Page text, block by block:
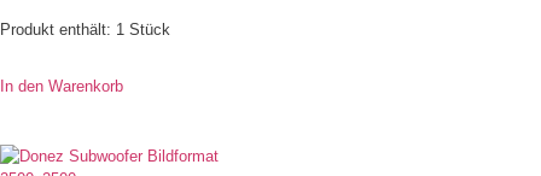
Produkt enthält: 1 Stück
In den Warenkorb